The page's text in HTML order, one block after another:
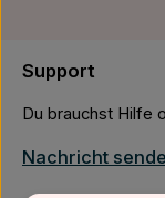
Support
Du brauchst Hilfe
Nachricht